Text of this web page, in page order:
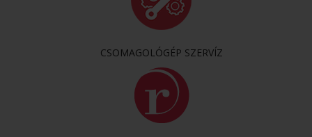
CSOMAGOLÓGÉP SZERVÍZ